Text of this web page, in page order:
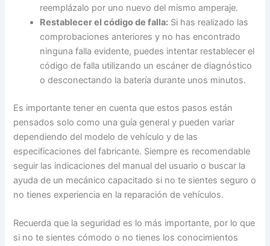
reemplázalo por uno nuevo del mismo amperaje.
Restablecer el código de falla: Si has realizado las
comprobaciones anteriores y no has encontrado
ninguna falla evidente, puedes intentar restablecer el
código de falla utilizando un escáner de diagnóstico
o desconectando la batería durante unos minutos.
Es importante tener en cuenta que estos pasos están
pensados solo como una guía general y pueden variar
dependiendo del modelo de vehículo y de las
especificaciones del fabricante. Siempre es recomendable
seguir las indicaciones del manual del usuario o buscar la
ayuda de un mecánico capacitado si no te sientes seguro o
no tienes experiencia en la reparación de vehículos.
Recuerda que la seguridad es lo más importante, por lo que
si no te sientes cómodo o no tienes los conocimientos